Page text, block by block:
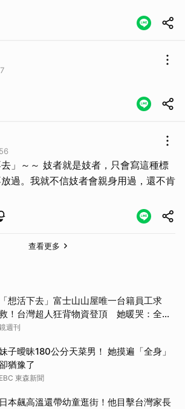
」～～ 妓者就是妓者，只會寫這種標
過。我就不信妓者會親身用過，還不肯
查看更多
「想活下去」富士山山屋唯一台籍員工求
！台灣超人狂背物資登頂 她暖哭：全世
只有台灣會這樣
週刊
子曖昧180公分天菜男！ 她摸遍「全身」
猶豫了
EBC 東森新聞
日本飆高溫還帶幼童逛街！他目擊台灣家長